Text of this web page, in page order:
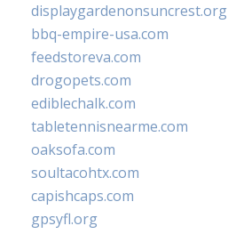
displaygardenonsuncrest.org
bbq-empire-usa.com
feedstoreva.com
drogopets.com
ediblechalk.com
tabletennisnearme.com
oaksofa.com
soultacohtx.com
capishcaps.com
gpsyfl.org